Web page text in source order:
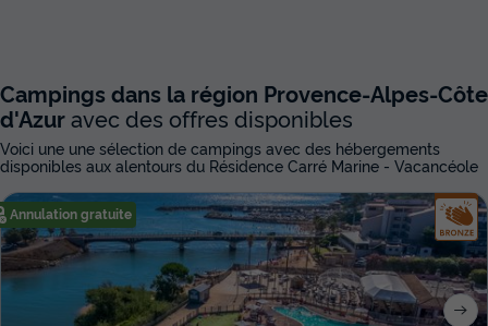
Campings dans la région Provence-Alpes-Côte
d'Azuravec des offres disponibles
Voici une une sélection de campings avec des hébergements
disponibles aux alentours du Résidence Carré Marine - Vacancéole
Annulation gratuite